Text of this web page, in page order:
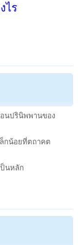
ไร
อนปรินิพพานของ
กน้อยที่ตถาคต
ป็นหลัก